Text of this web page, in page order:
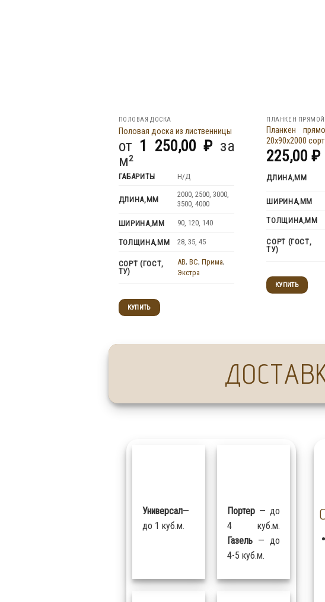
ПОЛОВАЯ ДОСКА
Половая доска из лиственницы
от 1 250,00₽за
м²
ГАБАРИТЫ Н/Д
ДЛИНА,ММ
2000, 2500, 3000,
3500, 4000
ШИРИНА,ММ 90, 120, 140
ТОЛЩИНА,ММ 28, 35, 45
СОРТ (ГОСТ,
ТУ)
AB,BC,Прима,
Экстра
КУПИТЬ
ПЛАНКЕН
Планкен
20x90x2000
225,00₽
ДЛИНА,ММ
ШИРИНА,ММ
ТОЛЩИНА,ММ
СОРТ (ГОСТ,
ТУ)
КУПИТЬ
Универсал—
до 1 куб.м.
Портер — до
4 куб.м.
Газель— до
4-5 куб.м.